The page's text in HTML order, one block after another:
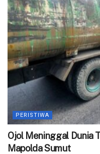
PERISTIWA
Ojol Meninggal Dunia
Mapolda Sumut